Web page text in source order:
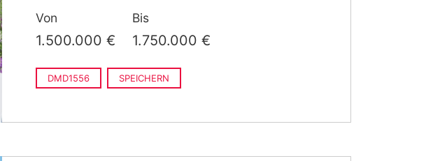
Von
1.500.000 €
Bis
1.750.000 €
DMD1556 SPEICHERN